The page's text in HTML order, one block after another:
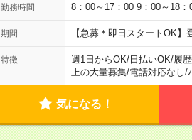
勤務時間 8：00～17：00 9：00～18
期間 【急募＊即日スタートOK】
特徴 週1日からOK/日払いOK/履
上の大量募集/電話対応なし/
気になる！